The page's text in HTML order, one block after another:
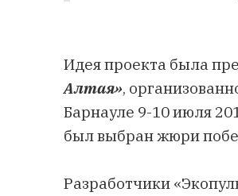
Идея проекта была
Алтая»,
Барнауле 9-10 июля
был выбран жюри
Разработчики